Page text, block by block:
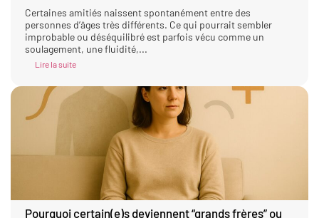
Certaines amitiés naissent spontanément entre des
personnes d’âges très différents. Ce qui pourrait sembler
improbable ou déséquilibré est parfois vécu comme un
soulagement, une fluidité,...
Lire la suite
Pourquoi certain(e)s deviennent “grands frères” ou